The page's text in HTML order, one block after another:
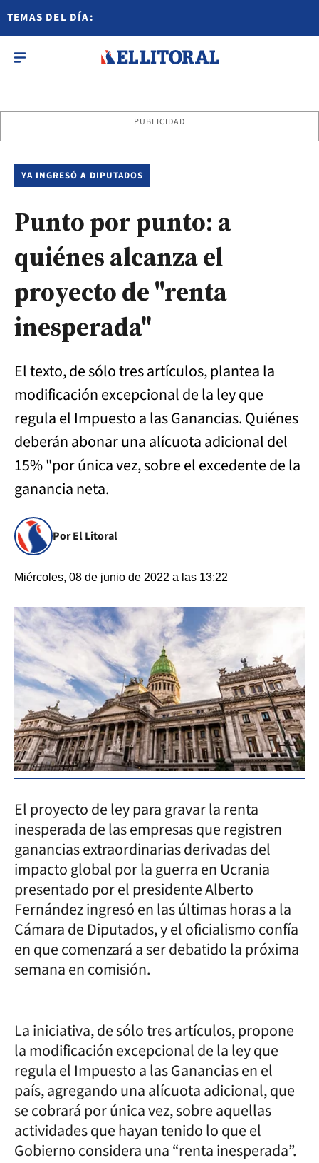
TEMAS DEL DÍA:
PUBLICIDAD
YA INGRESÓ A DIPUTADOS
Punto por punto: a
quiénes alcanza el
proyecto de "renta
inesperada"
El texto, de sólo tres artículos, plantea la
modificación excepcional de la ley que
regula el Impuesto a las Ganancias. Quiénes
deberán abonar una alícuota adicional del
15% "por única vez, sobre el excedente de la
ganancia neta.
Por El Litoral
Miércoles, 08 de junio de 2022 a las 13:22
El proyecto de ley para gravar la renta
inesperada de las empresas que registren
ganancias extraordinarias derivadas del
impacto global por la guerra en Ucrania
presentado por el presidente Alberto
Fernández ingresó en las últimas horas a la
Cámara de Diputados, y el oficialismo confía
en que comenzará a ser debatido la próxima
semana en comisión.
La iniciativa, de sólo tres artículos, propone
la modificación excepcional de la ley que
regula el Impuesto a las Ganancias en el
país, agregando una alícuota adicional, que
se cobrará por única vez, sobre aquellas
actividades que hayan tenido lo que el
Gobierno considera una “renta inesperada”.